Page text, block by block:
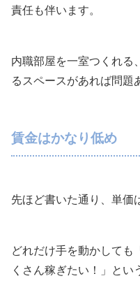
責任も伴います。
内職部屋を一室つくれる
るスペースがあれば問題
賃金はかなり低め
先ほど書いた通り、単価
どれだけ手を動かしても
くさん稼ぎたい！」とい